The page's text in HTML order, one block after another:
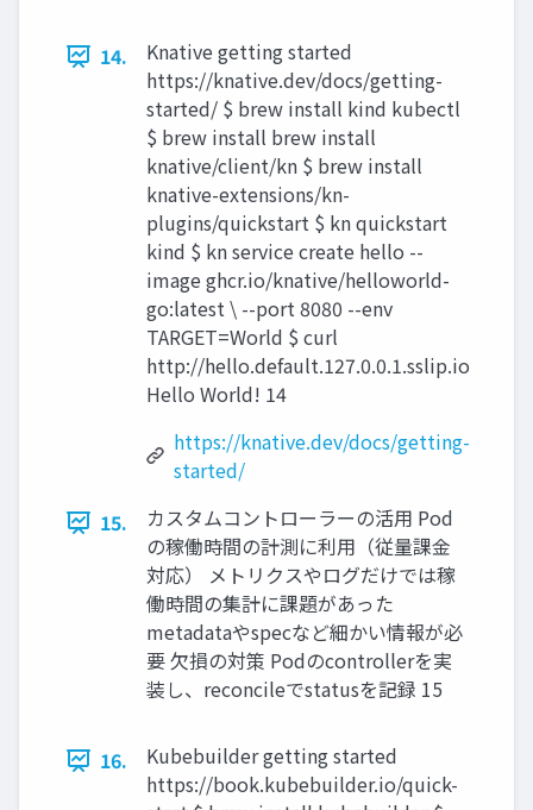
14.
Knative getting started
https://knative.dev/docs/getting-
started/ $ brew install kind kubectl
$ brew install brew install
knative/client/kn $ brew install
knative-extensions/kn-
plugins/quickstart $ kn quickstart
kind $ kn service create hello --
image ghcr.io/knative/helloworld-
go:latest \ --port 8080 --env
TARGET=World $ curl
http://hello.default.127.0.0.1.sslip.io
Hello World! 14
https://knative.dev/docs/getting-
started/
15.
カスタムコントローラーの活用 Pod
の稼働時間の計測に利用（従量課金
対応） メトリクスやログだけでは稼
働時間の集計に課題があった
metadataやspecなど細かい情報が必
要 欠損の対策 Podのcontrollerを実
装し、reconcileでstatusを記録 15
16.
Kubebuilder getting started
https://book.kubebuilder.io/quick-